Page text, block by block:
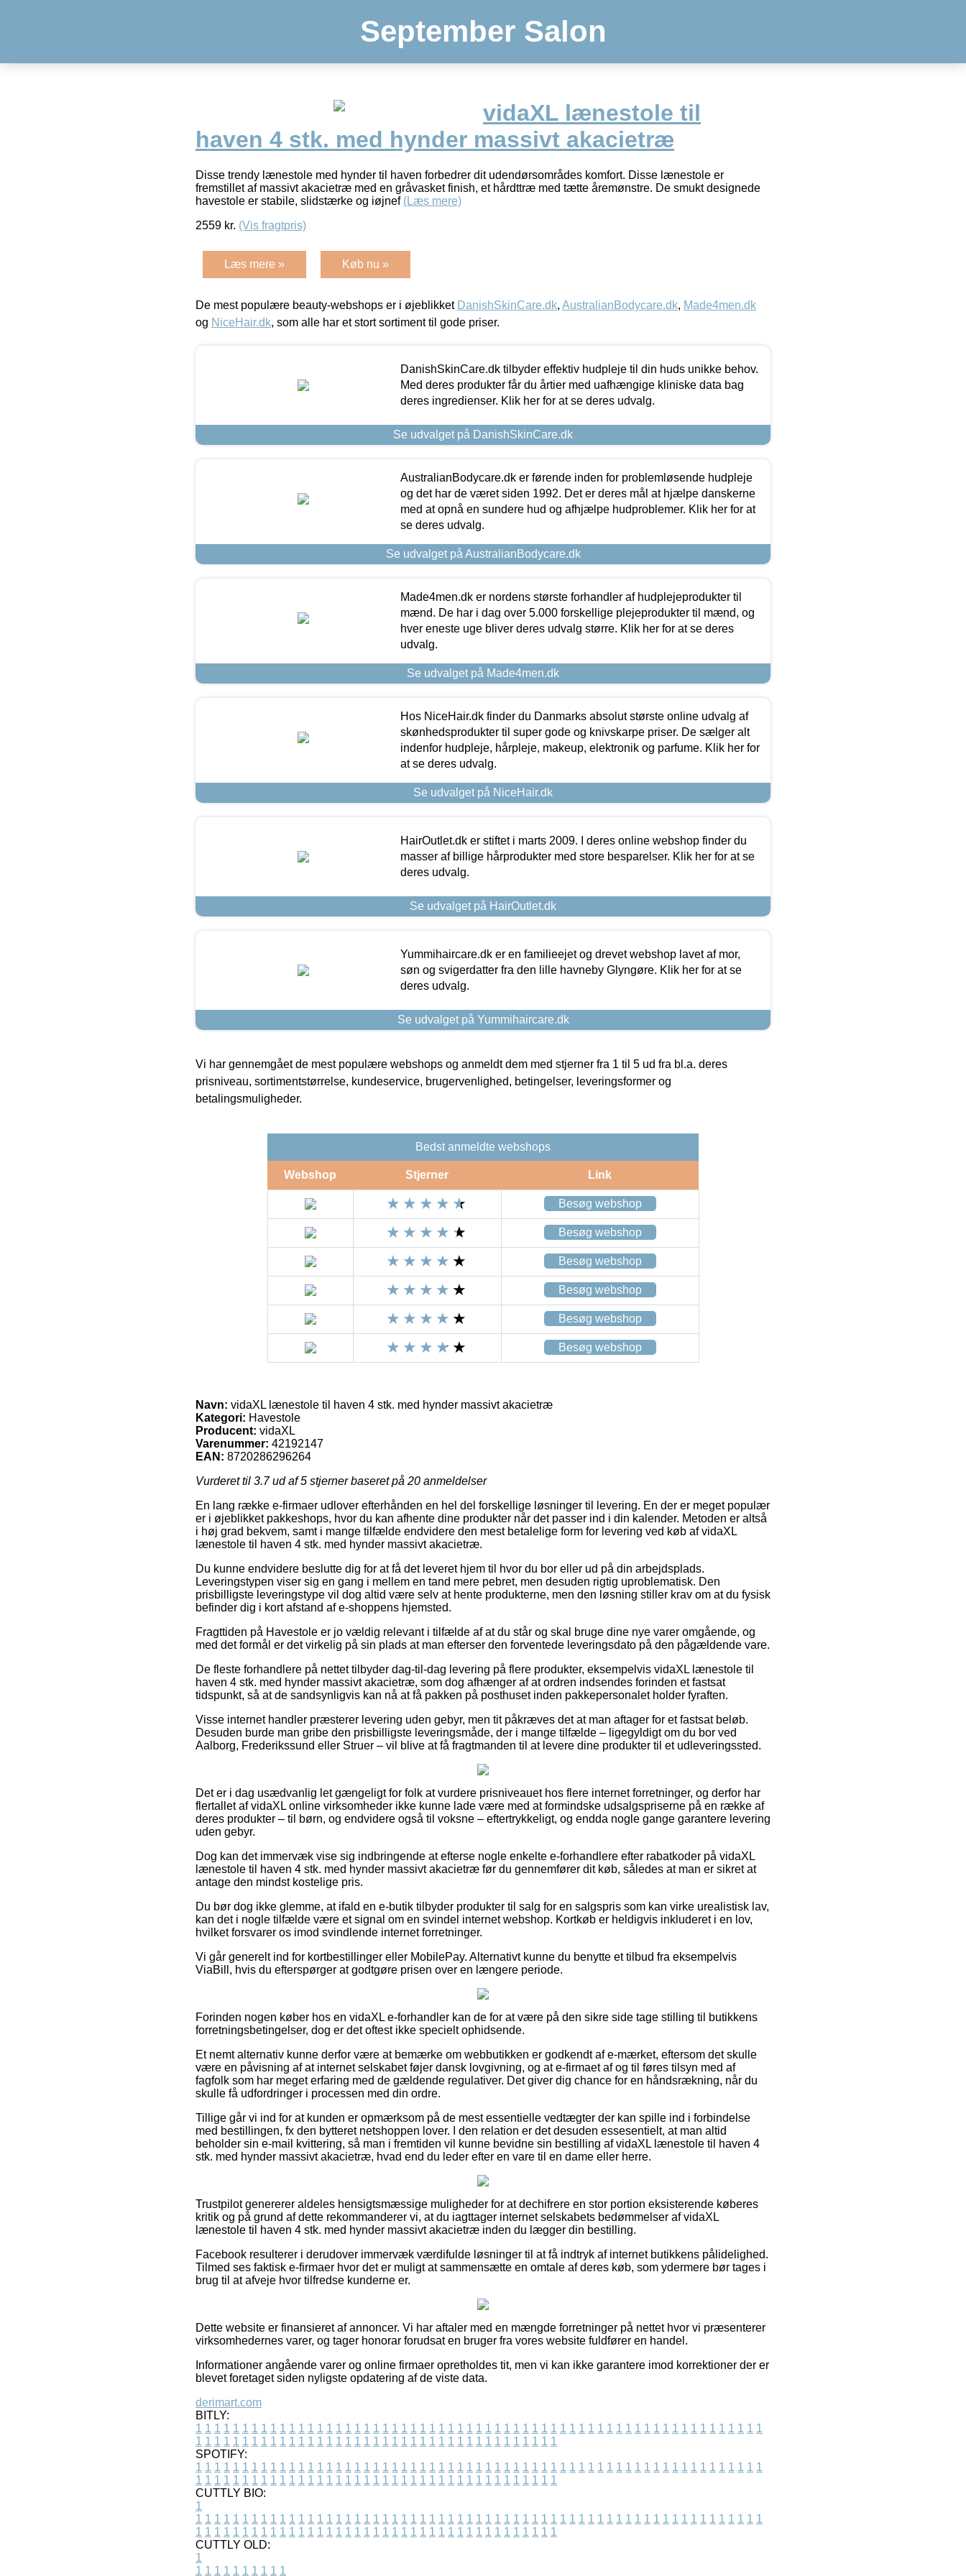
September Salon
vidaXL lænestole til
haven 4 stk. med hynder massivt akacietræ
Disse trendy lænestole med hynder til haven forbedrer dit udendørsområdes komfort. Disse lænestole er
fremstillet af massivt akacietræ med en gråvasket finish, et hårdttræ med tætte åremønstre. De smukt designede
havestole er stabile, slidstærke og iøjnef (Læs mere)
2559 kr. (Vis fragtpris)
Læs mere » Køb nu »
De mest populære beauty-webshops er i øjeblikket DanishSkinCare.dk, AustralianBodycare.dk, Made4men.dk
og NiceHair.dk, som alle har et stort sortiment til gode priser.
DanishSkinCare.dk tilbyder effektiv hudpleje til din huds unikke behov.
Med deres produkter får du årtier med uafhængige kliniske data bag
deres ingredienser. Klik her for at se deres udvalg.
Se udvalget på DanishSkinCare.dk
AustralianBodycare.dk er førende inden for problemløsende hudpleje
og det har de været siden 1992. Det er deres mål at hjælpe danskerne
med at opnå en sundere hud og afhjælpe hudproblemer. Klik her for at
se deres udvalg.
Se udvalget på AustralianBodycare.dk
Made4men.dk er nordens største forhandler af hudplejeprodukter til
mænd. De har i dag over 5.000 forskellige plejeprodukter til mænd, og
hver eneste uge bliver deres udvalg større. Klik her for at se deres
udvalg.
Se udvalget på Made4men.dk
Hos NiceHair.dk finder du Danmarks absolut største online udvalg af
skønhedsprodukter til super gode og knivskarpe priser. De sælger alt
indenfor hudpleje, hårpleje, makeup, elektronik og parfume. Klik her for
at se deres udvalg.
Se udvalget på NiceHair.dk
HairOutlet.dk er stiftet i marts 2009. I deres online webshop finder du
masser af billige hårprodukter med store besparelser. Klik her for at se
deres udvalg.
Se udvalget på HairOutlet.dk
Yummihaircare.dk er en familieejet og drevet webshop lavet af mor,
søn og svigerdatter fra den lille havneby Glyngøre. Klik her for at se
deres udvalg.
Se udvalget på Yummihaircare.dk
Vi har gennemgået de mest populære webshops og anmeldt dem med stjerner fra 1 til 5 ud fra bl.a. deres
prisniveau, sortimentstørrelse, kundeservice, brugervenlighed, betingelser, leveringsformer og
betalingsmuligheder.
Bedst anmeldte webshops
Webshop Stjerner Link
Besøg webshop
Besøg webshop
Besøg webshop
Besøg webshop
Besøg webshop
Besøg webshop
Navn: vidaXL lænestole til haven 4 stk. med hynder massivt akacietræ
Kategori: Havestole
Producent: vidaXL
Varenummer: 42192147
EAN: 8720286296264
Vurderet til 3.7ud af 5 stjerner baseret på 20 anmeldelser
En lang række e-firmaer udlover efterhånden en hel del forskellige løsninger til levering. En der er meget populær
er i øjeblikket pakkeshops, hvor du kan afhente dine produkter når det passer ind i din kalender. Metoden er altså
i høj grad bekvem, samt i mange tilfælde endvidere den mest betalelige form for levering ved køb af vidaXL
lænestole til haven 4 stk. med hynder massivt akacietræ.
Du kunne endvidere beslutte dig for at få det leveret hjem til hvor du bor eller ud på din arbejdsplads.
Leveringstypen viser sig en gang i mellem en tand mere pebret, men desuden rigtig uproblematisk. Den
prisbilligste leveringstype vil dog altid være selv at hente produkterne, men den løsning stiller krav om at du fysisk
befinder dig i kort afstand af e-shoppens hjemsted.
Fragttiden på Havestole er jo vældig relevant i tilfælde af at du står og skal bruge dine nye varer omgående, og
med det formål er det virkelig på sin plads at man efterser den forventede leveringsdato på den pågældende vare.
De fleste forhandlere på nettet tilbyder dag-til-dag levering på flere produkter, eksempelvis vidaXL lænestole til
haven 4 stk. med hynder massivt akacietræ, som dog afhænger af at ordren indsendes forinden et fastsat
tidspunkt, så at de sandsynligvis kan nå at få pakken på posthuset inden pakkepersonalet holder fyraften.
Visse internet handler præsterer levering uden gebyr, men tit påkræves det at man aftager for et fastsat beløb.
Desuden burde man gribe den prisbilligste leveringsmåde, der i mange tilfælde – ligegyldigt om du bor ved
Aalborg, Frederikssund eller Struer – vil blive at få fragtmanden til at levere dine produkter til et udleveringssted.
Det er i dag usædvanlig let gængeligt for folk at vurdere prisniveauet hos flere internet forretninger, og derfor har
flertallet af vidaXL online virksomheder ikke kunne lade være med at formindske udsalgspriserne på en række af
deres produkter – til børn, og endvidere også til voksne – eftertrykkeligt, og endda nogle gange garantere levering
uden gebyr.
Dog kan det immervæk vise sig indbringende at efterse nogle enkelte e-forhandlere efter rabatkoder på vidaXL
lænestole til haven 4 stk. med hynder massivt akacietræ før du gennemfører dit køb, således at man er sikret at
antage den mindst kostelige pris.
Du bør dog ikke glemme, at ifald en e-butik tilbyder produkter til salg for en salgspris som kan virke urealistisk lav,
kan det i nogle tilfælde være et signal om en svindel internet webshop. Kortkøb er heldigvis inkluderet i en lov,
hvilket forsvarer os imod svindlende internet forretninger.
Vi går generelt ind for kortbestillinger eller MobilePay. Alternativt kunne du benytte et tilbud fra eksempelvis
ViaBill, hvis du efterspørger at godtgøre prisen over en længere periode.
Forinden nogen køber hos en vidaXL e-forhandler kan de for at være på den sikre side tage stilling til butikkens
forretningsbetingelser, dog er det oftest ikke specielt ophidsende.
Et nemt alternativ kunne derfor være at bemærke om webbutikken er godkendt af e-mærket, eftersom det skulle
være en påvisning af at internet selskabet føjer dansk lovgivning, og at e-firmaet af og til føres tilsyn med af
fagfolk som har meget erfaring med de gældende regulativer. Det giver dig chance for en håndsrækning, når du
skulle få udfordringer i processen med din ordre.
Tillige går vi ind for at kunden er opmærksom på de mest essentielle vedtægter der kan spille ind i forbindelse
med bestillingen, fx den bytteret netshoppen lover. I den relation er det desuden essesentielt, at man altid
beholder sin e-mail kvittering, så man i fremtiden vil kunne bevidne sin bestilling af vidaXL lænestole til haven 4
stk. med hynder massivt akacietræ, hvad end du leder efter en vare til en dame eller herre.
Trustpilot genererer aldeles hensigtsmæssige muligheder for at dechifrere en stor portion eksisterende køberes
kritik og på grund af dette rekommanderer vi, at du iagttager internet selskabets bedømmelser af vidaXL
lænestole til haven 4 stk. med hynder massivt akacietræ inden du lægger din bestilling.
Facebook resulterer i derudover immervæk værdifulde løsninger til at få indtryk af internet butikkens pålidelighed.
Tilmed ses faktisk e-firmaer hvor det er muligt at sammensætte en omtale af deres køb, som ydermere bør tages i
brug til at afveje hvor tilfredse kunderne er.
Dette website er finansieret af annoncer. Vi har aftaler med en mængde forretninger på nettet hvor vi præsenterer
virksomhedernes varer, og tager honorar forudsat en bruger fra vores website fuldfører en handel.
Informationer angående varer og online firmaer opretholdes tit, men vi kan ikke garantere imod korrektioner der er
blevet foretaget siden nyligste opdatering af de viste data.
derimart.com
BITLY:
1 1 1 1 1 1 1 1 1 1 1 1 1 1 1 1 1 1 1 1 1 1 1 1 1 1 1 1 1 1 1 1 1 1 1 1 1 1 1 1 1 1 1 1 1 1 1 1 1 1 1 1 1 1 1 1 1 1 1 1 1
1 1 1 1 1 1 1 1 1 1 1 1 1 1 1 1 1 1 1 1 1 1 1 1 1 1 1 1 1 1 1 1 1 1 1 1 1 1 1
SPOTIFY:
1 1 1 1 1 1 1 1 1 1 1 1 1 1 1 1 1 1 1 1 1 1 1 1 1 1 1 1 1 1 1 1 1 1 1 1 1 1 1 1 1 1 1 1 1 1 1 1 1 1 1 1 1 1 1 1 1 1 1 1 1
1 1 1 1 1 1 1 1 1 1 1 1 1 1 1 1 1 1 1 1 1 1 1 1 1 1 1 1 1 1 1 1 1 1 1 1 1 1 1
CUTTLY BIO:
1
1 1 1 1 1 1 1 1 1 1 1 1 1 1 1 1 1 1 1 1 1 1 1 1 1 1 1 1 1 1 1 1 1 1 1 1 1 1 1 1 1 1 1 1 1 1 1 1 1 1 1 1 1 1 1 1 1 1 1 1 1
1 1 1 1 1 1 1 1 1 1 1 1 1 1 1 1 1 1 1 1 1 1 1 1 1 1 1 1 1 1 1 1 1 1 1 1 1 1 1
CUTTLY OLD:
1
1 1 1 1 1 1 1 1 1 1